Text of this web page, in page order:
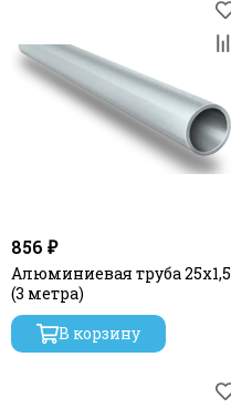
856 ₽
Алюминиевая труба 25х1,5
(3 метра)
В корзину